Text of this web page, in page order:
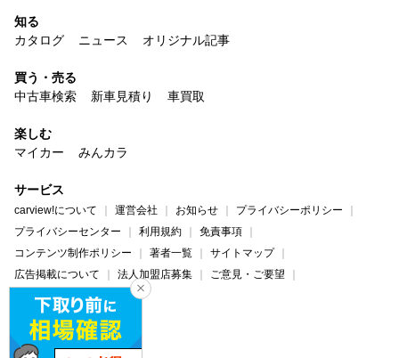
知る
カタログ
ニュース オリジナル記事
買う・売る
中古車検索
新車見積り 車買取
楽しむ
マイカー
みんカラ
サービス
carview!について 運営会社 お知らせ
プライバシーポリシー
プライバシーセンター
利用規約
免責事項
コンテンツ制作ポリシー
著者一覧
サイトマップ
広告掲載について
法人加盟店募集
ご意見・ご要望
ヘルプ・お問い合わせ
carview! Yahoo! JAPAN